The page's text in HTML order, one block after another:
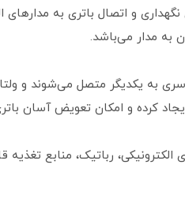
مدار می‌باشد.
کرده و امکان تعویض آسان